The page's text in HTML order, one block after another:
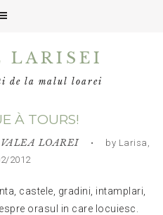
LARISEI
de la malul loarei
À TOURS!
VALEA LOAREI• by Larisa,
2012
castele, gradini, intamplari,
orasul in care locuiesc.